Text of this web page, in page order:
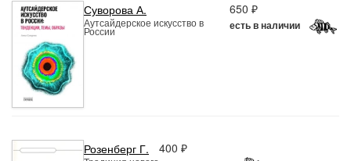
Суворова А.
Аутсайдерское искусство в
России
650 ₽
есть в наличии
Розенберг Г. 400 ₽